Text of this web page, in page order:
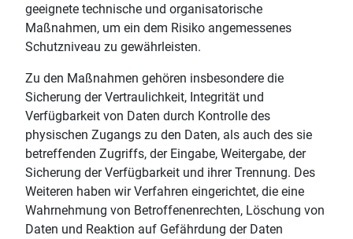
geeignete technische und organisatorische
Maßnahmen, um ein dem Risiko angemessenes
Schutzniveau zu gewährleisten.
Zu den Maßnahmen gehören insbesondere die
Sicherung der Vertraulichkeit, Integrität und
Verfügbarkeit von Daten durch Kontrolle des
physischen Zugangs zu den Daten, als auch des sie
betreffenden Zugriffs, der Eingabe, Weitergabe, der
Sicherung der Verfügbarkeit und ihrer Trennung. Des
Weiteren haben wir Verfahren eingerichtet, die eine
Wahrnehmung von Betroffenenrechten, Löschung von
Daten und Reaktion auf Gefährdung der Daten